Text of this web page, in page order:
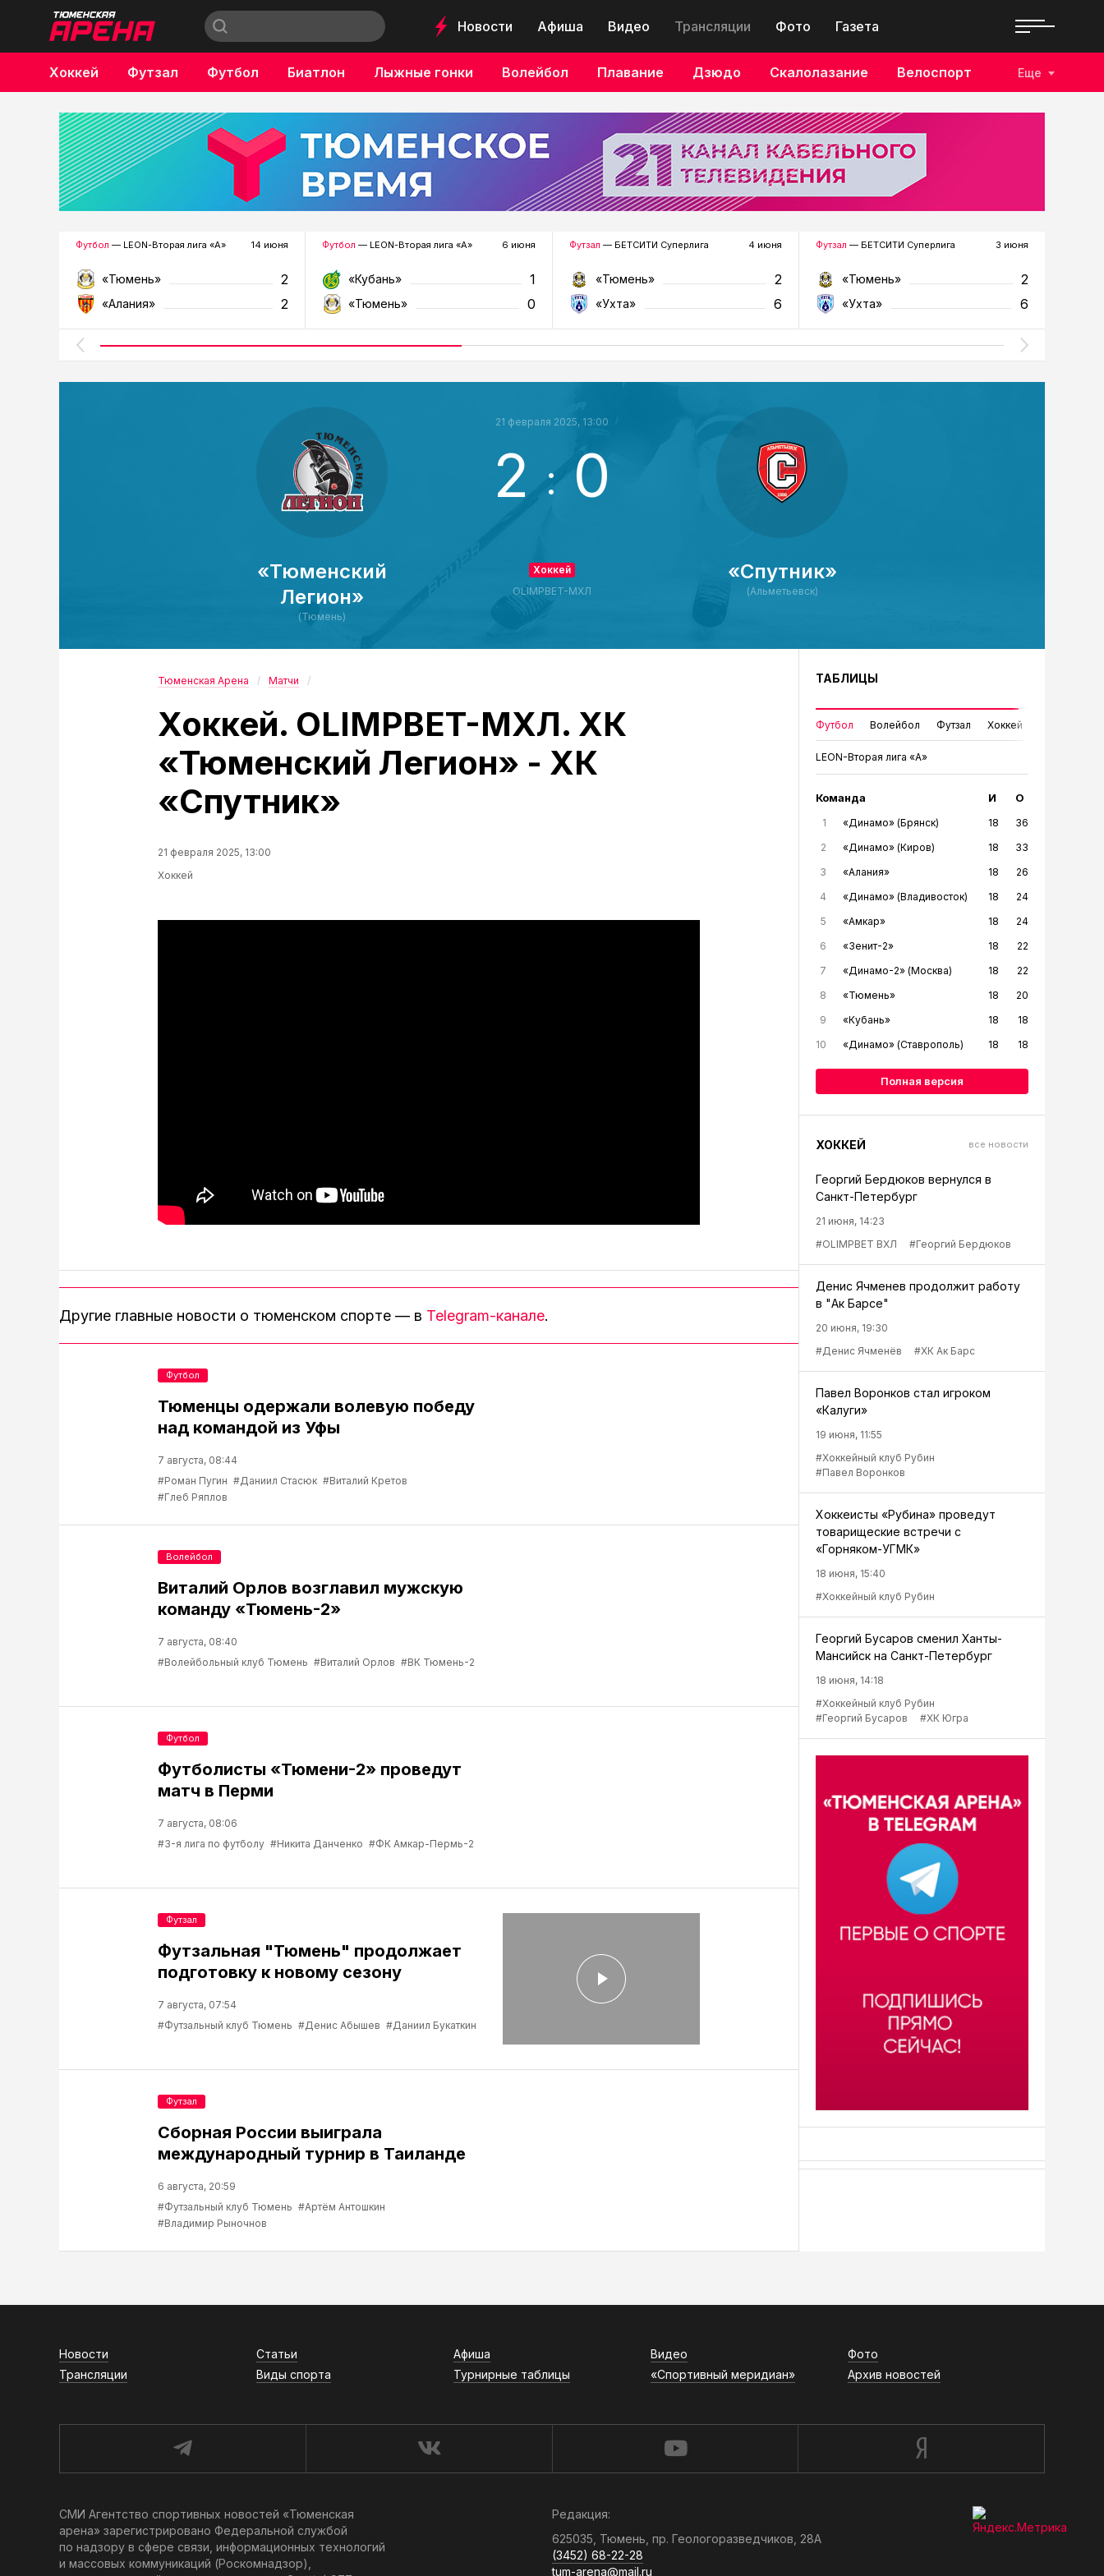
Новости Афиша Видео Трансляции Фото Газета
Хоккей Футзал Футбол Биатлон Лыжные гонки Волейбол Плавание Дзюдо Скалолазание Велоспорт
Бокс
Еще
Футбол — LEON-Вторая лига «А» 14 июня
«Тюмень» 2
«Алания» 2
Футбол — LEON-Вторая лига «А» 6 июня
«Кубань» 1
«Тюмень» 0
Футзал — БЕТСИТИ Суперлига 4 июня
«Тюмень» 2
«Ухта» 6
Футзал — БЕТСИТИ Суперлига 3 июня
«Тюмень» 2
«Ухта» 6
«Тюменский
Легион»
(Тюмень)
21 февраля 2025, 13:00
2 : 0
Хоккей
OLIMPBET-МХЛ
«Спутник»
(Альметьевск)
Тюменская Арена Матчи
Хоккей. OLIMPBET-МХЛ. ХК
«Тюменский Легион» - ХК
«Спутник»
21 февраля 2025, 13:00
Хоккей
Другие главные новости о тюменском спорте — в Telegram-канале.
Тюменцы одержали волевую победу
над командой из Уфы
7 августа, 08:44
#Роман Пугин #Даниил Стасюк #Виталий Кретов
#Глеб Ряплов
Футбол
Виталий Орлов возглавил мужскую
команду «Тюмень-2»
7 августа, 08:40
#Волейбольный клуб Тюмень #Виталий Орлов #ВК Тюмень-2
Волейбол
Футболисты «Тюмени-2» проведут
матч в Перми
7 августа, 08:06
#3-я лига по футболу #Никита Данченко #ФК Амкар-Пермь-2
Футбол
Футзальная "Тюмень" продолжает
подготовку к новому сезону
7 августа, 07:54
#Футзальный клуб Тюмень #Денис Абышев #Даниил Букаткин
Футзал
Сборная России выиграла
международный турнир в Таиланде
6 августа, 20:59
#Футзальный клуб Тюмень #Артём Антошкин
#Владимир Рыночнов
Футзал
ТАБЛИЦЫ
Футбол Волейбол Футзал Хоккей
LEON-Вторая лига «А»
Команда И О
1 «Динамо» (Брянск) 18
36
2
«Динамо» (Киров) 18
33
3
«Алания» 18
26
4
«Динамо» (Владивосток) 18
24
5
«Амкар» 18
24
6
«Зенит-2» 18
22
7
«Динамо-2» (Москва) 18
22
8
«Тюмень» 18
20
9
«Кубань» 18
18
10
«Динамо» (Ставрополь) 18 18
Полная версия
ХОККЕЙ все новости
Георгий Бердюков вернулся в
Санкт-Петербург
21 июня, 14:23
#OLIMPBET ВХЛ
#Георгий Бердюков
Денис Ячменев продолжит работу
в "Ак Барсе"
20 июня, 19:30
#Денис Ячменёв
#ХК Ак Барс
Павел Воронков стал игроком
«Калуги»
19 июня, 11:55
#Хоккейный клуб Рубин
#Павел Воронков
Хоккеисты «Рубина» проведут
товарищеские встречи с
«Горняком-УГМК»
18 июня, 15:40
#Хоккейный клуб Рубин
Георгий Бусаров сменил Ханты-
Мансийск на Санкт-Петербург
18 июня, 14:18
#Хоккейный клуб Рубин
#Георгий Бусаров
#ХК Югра
Новости Статьи Афиша Видео
Фото
Трансляции
Виды спорта Турнирные таблицы «Спортивный меридиан» Архив новостей
СМИ Агентство спортивных новостей «Тюменская
арена» зарегистрировано Федеральной службой
по надзору в сфере связи, информационных технологий
и массовых коммуникаций (Роскомнадзор),
Редакция:
625035, Тюмень, пр. Геологоразведчиков, 28А
(3452) 68-22-28
tum-arena@mail.ru